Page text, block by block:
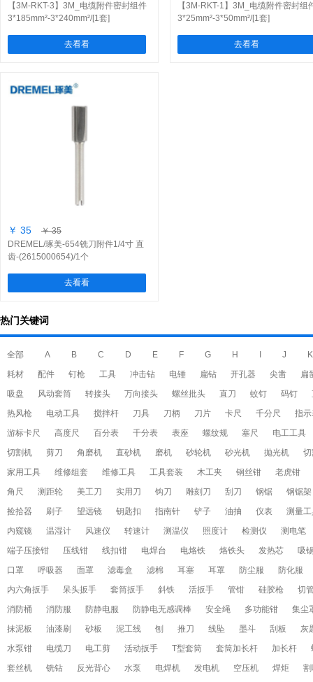
【3M-RKT-3】3M_电缆附件密封组件
3*185mm²-3*240mm²/[1套]
去看看
【3M-RKT-1】3M_电缆附件密封组
3*25mm²-3*50mm²/[1套]
去看看
￥ 35
￥ 35
DREMEL/琢美-654铣刀附件1/4寸 直
齿-(2615000654)/1个
去看看
热门关键词
全部 A B C D E F G H J
K
耗材
配件 钉枪 工具 冲击钻 电锤 扁钻 开孔器 尖凿
扁
吸盘
风动套筒 转接头 万向接头 螺丝批头 直刀 蚊钉 码钉
热风枪
电动工具 搅拌杆 刀具 刀柄 刀片 卡尺 千分尺
指
游标卡尺
高度尺 百分表 千分表 表座 螺纹规 塞尺
电工工具
切割机
剪刀 角磨机 直砂机 磨机 砂轮机 砂光机 抛光机
家用工具
维修组套 维修工具 工具套装 木工夹 钢丝钳
老虎钳
角尺
测距轮 美工刀 实用刀 钩刀 雕刻刀 刮刀 钢锯
钢锯架
捡拾器
刷子 望远镜 钥匙扣 指南针 铲子 油抽 仪表
测量
内窥镜
温湿计 风速仪 转速计 测温仪 照度计 检测仪
测电笔
端子压接钳
压线钳 线扣钳 电焊台 电烙铁 烙铁头 发热芯
吸
口罩
呼吸器 面罩 滤毒盒 滤棉 耳塞 耳罩 防尘服
防化服
内六角扳手
呆头扳手 套筒扳手 斜铁 活扳手 管钳 硅胶枪
切
消防桶
消防服 防静电服 防静电无感调棒 安全绳 多功能钳
集尘
抹泥板
油漆刷 砂板 泥工线 刨 推刀 线坠 墨斗 刮板
灰
水泵钳
电缆刀 电工剪 活动扳手 T型套筒 套筒加长杆 加长杆
套丝机
铣钻 反光背心 水泵 电焊机 发电机 空压机 焊炬